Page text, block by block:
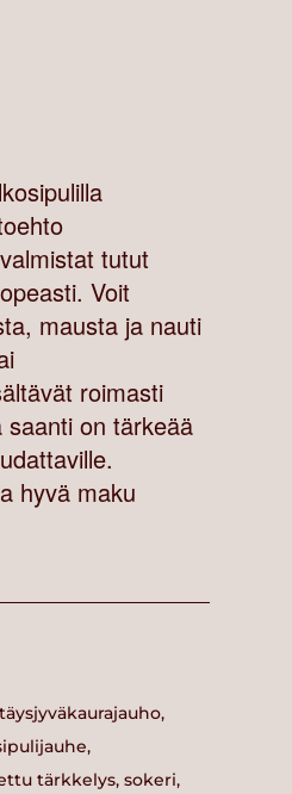
tutut
Voit
mausta ja nauti
roimasti
saanti on tärkeää
hyvä maku
tärkkelys, sokeri,